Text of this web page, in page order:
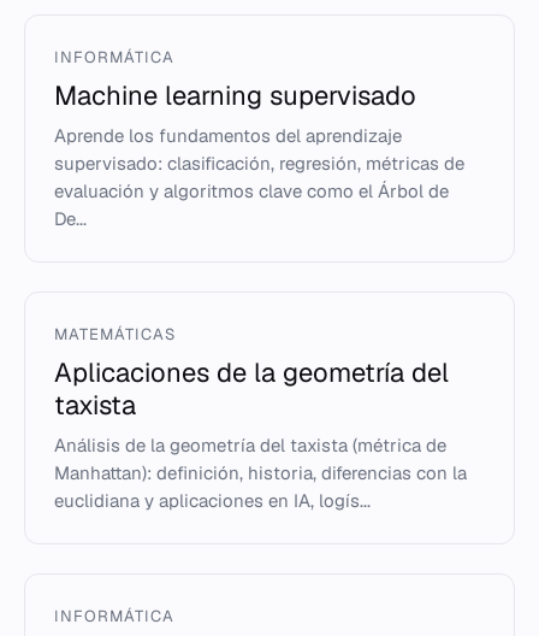
INFORMÁTICA
Machine learning supervisado
Aprende los fundamentos del aprendizaje
supervisado: clasificación, regresión, métricas de
evaluación y algoritmos clave como el Árbol de
De...
MATEMÁTICAS
Aplicaciones de la geometría del
taxista
Análisis de la geometría del taxista (métrica de
Manhattan): definición, historia, diferencias con la
euclidiana y aplicaciones en IA, logís...
INFORMÁTICA